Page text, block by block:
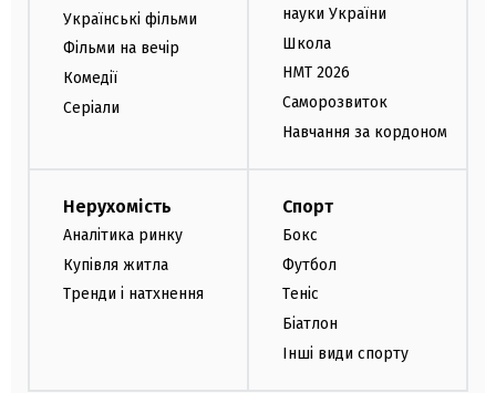
Українські фільми
Фільми на вечір
Комедії
Серіали
науки України
Школа
НМТ 2026
Саморозвиток
Навчання за кордоном
Нерухомість
Аналітика ринку
Купівля житла
Тренди і натхнення
Спорт
Бокс
Футбол
Теніс
Біатлон
Інші види спорту